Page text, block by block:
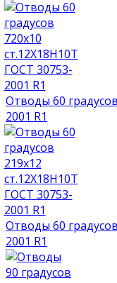
Отводы 60
2001 R1
Отводы 60
2001 R1